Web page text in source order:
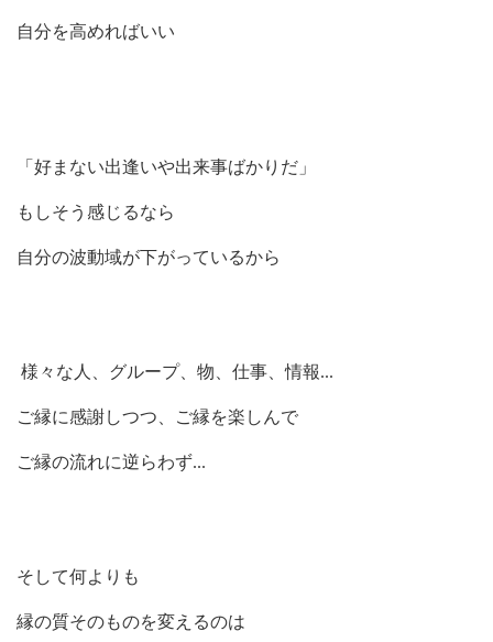
自分を高めればいい
「好まない出逢いや出来事ばかりだ」
もしそう感じるなら
自分の波動域が下がっているから
様々な人、グループ、物、仕事、情報...
ご縁に感謝しつつ、ご縁を楽しんで
ご縁の流れに逆らわず...
そして何よりも
縁の質そのものを変えるのは